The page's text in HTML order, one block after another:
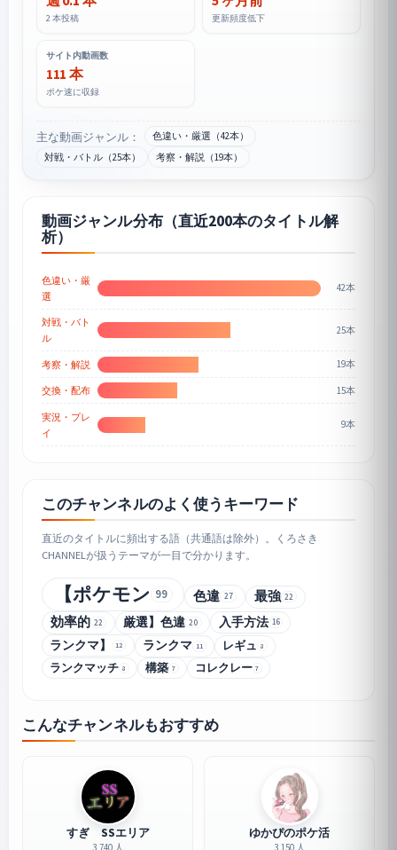
2 本投稿 更新頻度低下
サイト内動画数
111 本
ポケ速に収録
主な動画ジャンル：
色違い・厳選（42本）
対戦・バトル（25本）
考察・解説（19本）
動画ジャンル分布（直近200本のタイトル解
析）
色違い・厳
選
42本
対戦・バト
ル
25本
考察・解説 19本
交換・配布 15本
実況・プレ
イ
9本
このチャンネルのよく使うキーワード
直近のタイトルに頻出する語（共通語は除外）。くろさき
CHANNELが扱うテーマが一目で分かります。
【ポケモン 99 色違 27 最強 22
効率的 22 厳選】色違 20 入手方法 16
ランクマ】 12 ランクマ 11 レギュ 8
ランクマッチ 8 構築 7 コレクレー 7
こんなチャンネルもおすすめ
すぎ SSエリア
3,740 人
ゆかぴのポケ活
3,150 人